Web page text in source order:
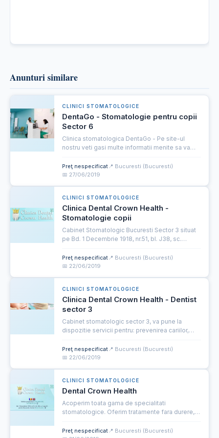
Anunturi similare
CLINICI STOMATOLOGICE
DentaGo - Stomatologie pentru copii
Sector 6
Clinica stomatologica DentaGo - Pe site-ul
nostru veti gasi multe informatii menite sa va
ofertele periodice si pachetele special create
pentru tine si fa...
Preţ nespecificat📍 Bucuresti (Bucuresti)
📅 27/06/2019
CLINICI STOMATOLOGICE
Clinica Dental Crown Health -
Stomatologie copii
Cabinet Stomatologic Bucuresti Sector 3 situat
pe Bd. 1 Decembrie 1918, nr.51, bl. J38, sc.
specializate prin inhalo-sedare, si tratamente
fara durere pen...
Preţ nespecificat📍 Bucuresti (Bucuresti)
📅 22/06/2019
CLINICI STOMATOLOGICE
Clinica Dental Crown Health - Dentist
sector 3
Cabinet stomatologic sector 3, va pune la
dispozitie servicii pentru: prevenirea cariilor,
protetica dentara, stomatologie copii prin
inhalo-sedare, ortodont...
Preţ nespecificat📍 Bucuresti (Bucuresti)
📅 22/06/2019
CLINICI STOMATOLOGICE
Dental Crown Health
Acoperim toata gama de specialitati
stomatologice. Oferim tratamente fara durere,
placuta, stomatologie copii si adulti, standarde
Preţ nespecificat📍 Bucuresti (Bucuresti)